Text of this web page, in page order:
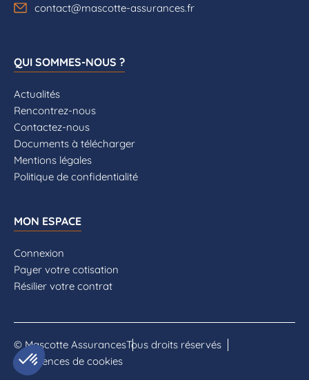
contact@mascotte-assurances.fr
QUI SOMMES-NOUS ?
Actualités
Rencontrez-nous
Contactez-nous
Documents à télécharger
Mentions légales
Politique de confidentialité
MON ESPACE
Connexion
Payer votre cotisation
Résilier votre contrat
© Mascotte AssurancesTous droits réservés
Préférences de cookies